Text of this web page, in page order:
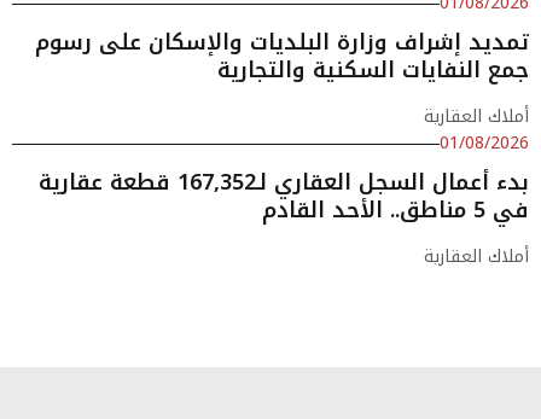
تمديد إشراف وزارة البلديات والإسكان على رسوم
جمع النفايات السكنية والتجارية
أملاك العقارية
01/08/2026
بدء أعمال السجل العقاري لـ167,352 قطعة عقارية
في 5 مناطق.. الأحد القادم
أملاك العقارية